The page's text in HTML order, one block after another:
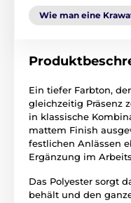
Wie man eine
Ein tiefer Farbton,
gleichzeitig Präsenz
in klassische
mattem Finish
festlichen Anlässen
Ergänzung im
Das Polyester sorgt
behält und den